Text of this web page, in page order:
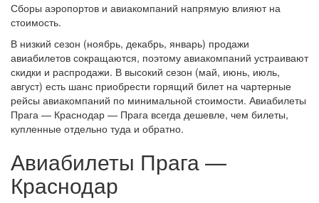
Сборы аэропортов и авиакомпаний напрямую влияют на
стоимость.
В низкий сезон (ноябрь, декабрь, январь) продажи
авиабилетов сокращаются, поэтому авиакомпаний устраивают
скидки и распродажи. В высокий сезон (май, июнь, июль,
август) есть шанс приобрести горящий билет на чартерные
рейсы авиакомпаний по минимальной стоимости. Авиабилеты
Прага — Краснодар — Прага всегда дешевле, чем билеты,
купленные отдельно туда и обратно.
Авиабилеты Прага —
Краснодар